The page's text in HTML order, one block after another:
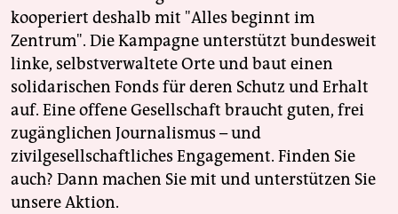
kooperiert deshalb mit "Alles beginnt im
Zentrum". Die Kampagne unterstützt bundesweit
linke, selbstverwaltete Orte und baut einen
solidarischen Fonds für deren Schutz und Erhalt
auf. Eine offene Gesellschaft braucht guten, frei
zugänglichen Journalismus – und
zivilgesellschaftliches Engagement. Finden Sie
auch? Dann machen Sie mit und unterstützen Sie
unsere Aktion.